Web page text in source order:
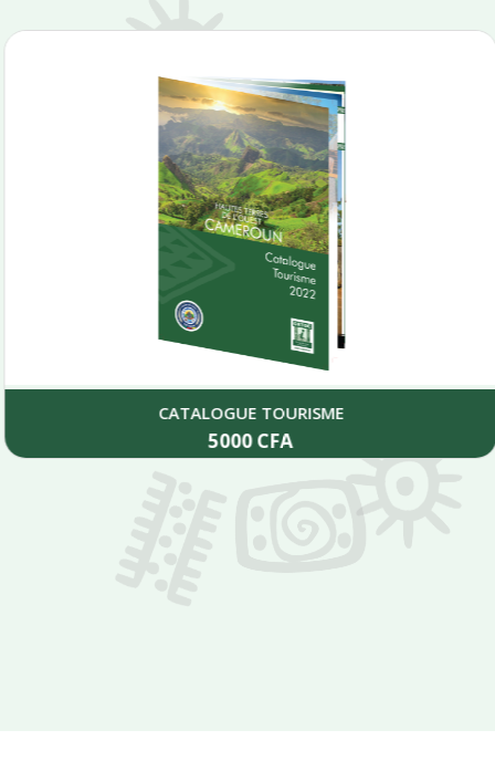
CATALOGUE TOURISME
5000CFA